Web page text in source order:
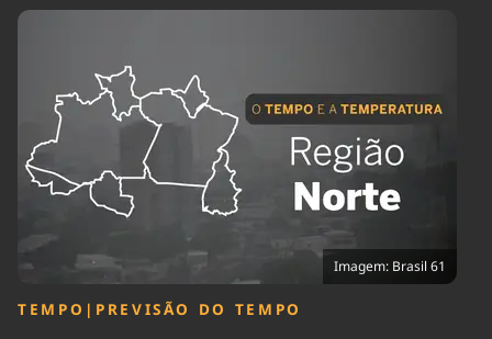
Brasil Mineral
Ciência &
Tecnologia
Cinema
Cultura
Economia
Educação
Infraestrutura
Internacional
Política
Saúde
Tempo
Imagem: Brasil 61
TEMPO | PREVISÃO DO TEMPO